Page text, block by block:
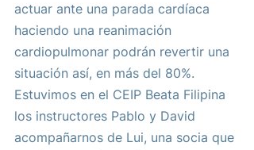
actuar ante una parada cardíaca
haciendo una reanimación
cardiopulmonar podrán revertir una
situación así, en más del 80%.
Estuvimos en el CEIP Beata Filipina
los instructores Pablo y David
acompañarnos de Lui, una socia que